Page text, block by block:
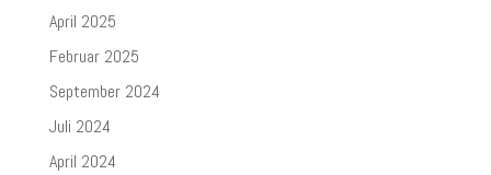
April 2025
Februar 2025
September 2024
Juli 2024
April 2024